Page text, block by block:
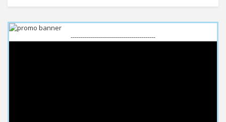
------------------------------------------